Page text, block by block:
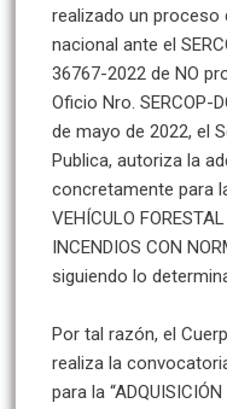
realizado un proceso
nacional ante el
36767-2022 de NO
Oficio Nro. SERCOP-
de mayo de 2022, el
Publica, autoriza la
concretamente para la
VEHÍCULO
INCENDIOS CON
siguiendo lo
Por tal razón, el
realiza la
para la